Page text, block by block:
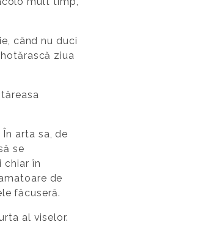
când nu duci
ziua
arta sa, de
se
chiar în
de
făcuseră.
al viselor.